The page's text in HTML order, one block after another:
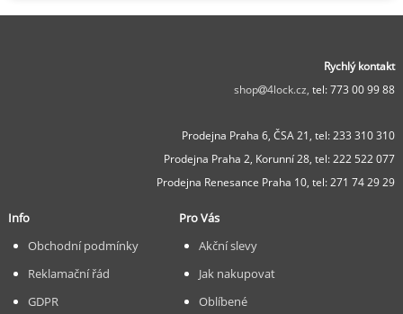
Rychlý kontakt
shop
4lock.cz, tel: 773 00 99 88
Prodejna Praha 6, ČSA 21, tel: 233 310 310
Prodejna Praha 2, Korunní 28, tel: 222 522 077
Prodejna Renesance Praha 10, tel: 271 74 29 29
Info
Obchodní podmínky
Reklamační řád
GDPR
Pro Vás
Akční slevy
Jak nakupovat
Oblíbené